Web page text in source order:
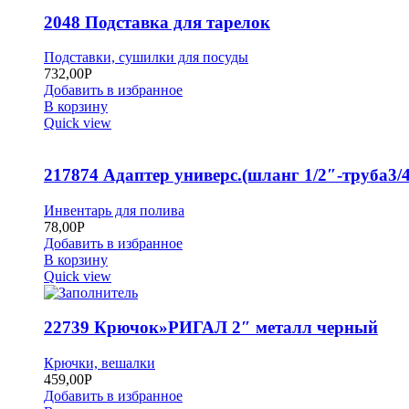
2048 Подставка для тарелок
Подставки, сушилки для посуды
732,00Р
Добавить в избранное
В корзину
Quick view
217874 Адаптер универс.(шланг 1/2″-труба3/
Инвентарь для полива
78,00Р
Добавить в избранное
В корзину
Quick view
22739 Крючок»РИГАЛ 2″ металл черный
Крючки, вешалки
459,00Р
Добавить в избранное